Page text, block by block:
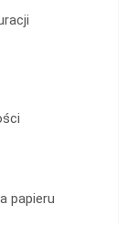
papieru